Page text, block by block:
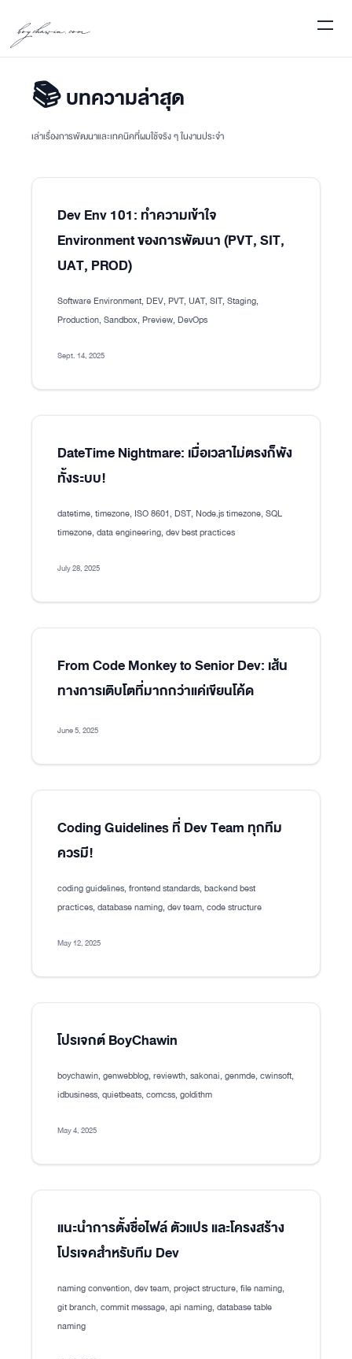
boychawin.com
📚 บทความล่าสุด
เล่าเรื่องการพัฒนาและเทคนิคที่ผมใช้จริง ๆ ในงานประจำ
Dev Env 101: ทำความเข้าใจ
Environment ของการพัฒนา (PVT, SIT,
UAT, PROD)
Software Environment, DEV, PVT, UAT, SIT, Staging,
Production, Sandbox, Preview, DevOps
Sept. 14, 2025
DateTime Nightmare: เมื่อเวลาไม่ตรงก็พัง
ทั้งระบบ!
datetime, timezone, ISO 8601, DST, Node.js timezone, SQL
timezone, data engineering, dev best practices
July 28, 2025
From Code Monkey to Senior Dev: เส้น
ทางการเติบโตที่มากกว่าแค่เขียนโค้ด
June 5, 2025
Coding Guidelines ที่ Dev Team ทุกทีม
ควรมี!
coding guidelines, frontend standards, backend best
practices, database naming, dev team, code structure
May 12, 2025
โปรเจกต์ BoyChawin
boychawin, genwebblog, reviewth, sakonai, genmde, cwinsoft,
idbusiness, quietbeats, comcss, goldithm
May 4, 2025
แนะนำการตั้งชื่อไฟล์ ตัวแปร และโครงสร้าง
โปรเจคสำหรับทีม Dev
naming convention, dev team, project structure, file naming,
git branch, commit message, api naming, database table
naming